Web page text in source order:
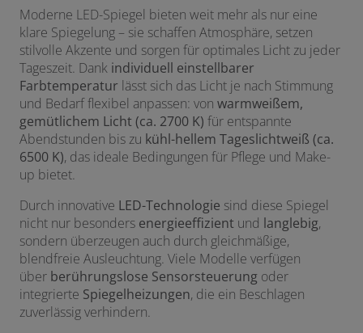
Moderne LED-Spiegel bieten weit mehr als nur eine
klare Spiegelung – sie schaffen Atmosphäre, setzen
stilvolle Akzente und sorgen für optimales Licht zu jeder
Tageszeit. Dank individuell einstellbarer
Farbtemperatur lässt sich das Licht je nach Stimmung
und Bedarf flexibel anpassen: von warmweißem,
gemütlichem Licht (ca. 2700 K) für entspannte
Abendstunden bis zu kühl-hellem Tageslichtweiß (ca.
6500 K), das ideale Bedingungen für Pflege und Make-
up bietet.
Durch innovative LED-Technologie sind diese Spiegel
nicht nur besonders energieeffizient und langlebig,
sondern überzeugen auch durch gleichmäßige,
blendfreie Ausleuchtung. Viele Modelle verfügen
über berührungslose Sensorsteuerung oder
integrierte Spiegelheizungen, die ein Beschlagen
zuverlässig verhindern.